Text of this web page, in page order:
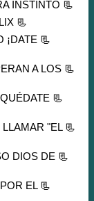
📃 LA NUEVA TRANSFORMACIÓN DEL ULTRA INSTINTO
📃 LA HABITACIÓN DEL TIEMPO CON NETFLIX
¡DATE
A LOS
LLAMAR "EL
DIOS DE
EL